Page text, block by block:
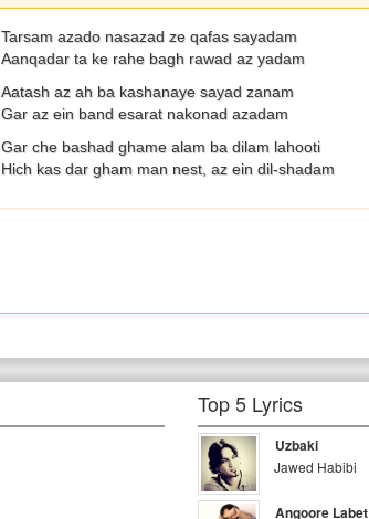
Tarsam azado nasazad ze qafas sayadam
Aanqadar ta ke rahe bagh rawad az yadam
Aatash az ah ba kashanaye sayad zanam
Gar az ein band esarat nakonad azadam
Gar che bashad ghame alam ba dilam lahooti
Hich kas dar gham man nest, az ein dil-shadam
Top 5 Lyrics
Uzbaki
Jawed Habibi
Angoore Labet